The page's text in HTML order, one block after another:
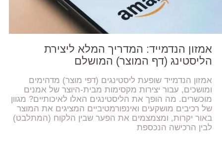
אמזון הנדמייד: המדריך המלא ליצירת
הליסטינג (דף המוצר) המושלם
אמזון הנדמייד שופעת ליסטינגים (דפי מוצר) מדהימים
ומושכים, עבור יצירות מקסימות מבית-היוצר של אמנים
מוכשרים. מה הופך את הליסטינגים האלו לאיכותיים? מגוון
של רכיבים מושקעים ואינפורמטיביים המציגים את המוצר
באור יקרות, ומצמצמים את הפער שבין הלקוח (המתלבט)
לבין הרכישה הנכספת